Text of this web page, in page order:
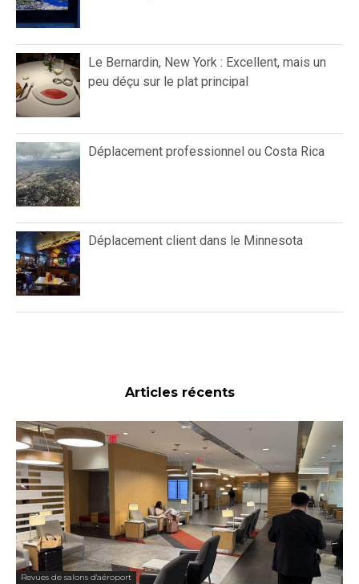
Le Bernardin, New York : Excellent, mais un
peu déçu sur le plat principal
Déplacement professionnel ou Costa Rica
Déplacement client dans le Minnesota
Articles récents
Revues de salons d'aéroport